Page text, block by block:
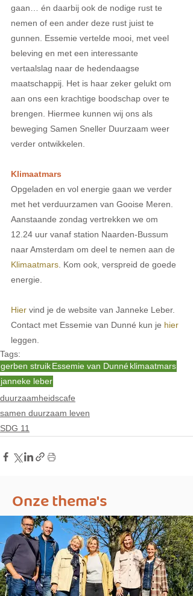
gaan… én daarbij ook de nodige rust te
nemen of een ander deze rust juist te
gunnen. Essemie vertelde mooi, met veel
beleving en met een interessante
vertaalslag naar de hedendaagse
maatschappij. Het is haar zeker gelukt om
aan ons een krachtige boodschap over te
brengen. Hiermee kunnen wij ons als
beweging Samen Sneller Duurzaam weer
verder ontwikkelen.
Klimaatmars
Opgeladen en vol energie gaan we verder
met het verduurzamen van Gooise Meren.
Aanstaande zondag vertrekken we om
12.24 uur vanaf station Naarden-Bussum
naar Amsterdam om deel te nemen aan de
Klimaatmars . Kom ook, verspreid de goede
energie.
Hier vind je de website van Janneke Leber.
Contact met Essemie van Dunné kun je hier
leggen.
Tags:
gerben struikEssemie van Dunnéklimaatmars
janneke leber
duurzaamheidscafe
samen duurzaam leven
SDG 11
Onze thema's